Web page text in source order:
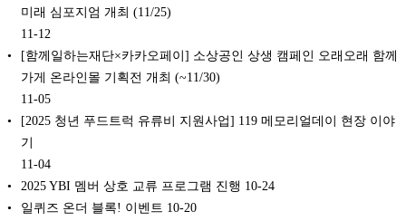
미래 심포지엄 개최 (11/25)
11-12
[함께일하는재단×카카오페이] 소상공인 상생 캠페인 오래오래 함께
가게 온라인몰 기획전 개최 (~11/30)
11-05
[2025 청년 푸드트럭 유류비 지원사업] 119 메모리얼데이 현장 이야
기
11-04
2025 YBI 멤버 상호 교류 프로그램 진행 10-24
일퀴즈 온더 블록! 이벤트 10-20